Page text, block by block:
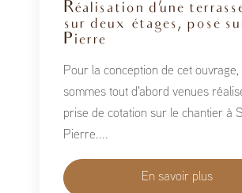
Réalisation d'une
sur deux étages, pose
Pierre
Pour la conception de cet ouvrage,
sommes tout d'abord venues
prise de cotation sur le chantier à
Pierre....
En savoir plus